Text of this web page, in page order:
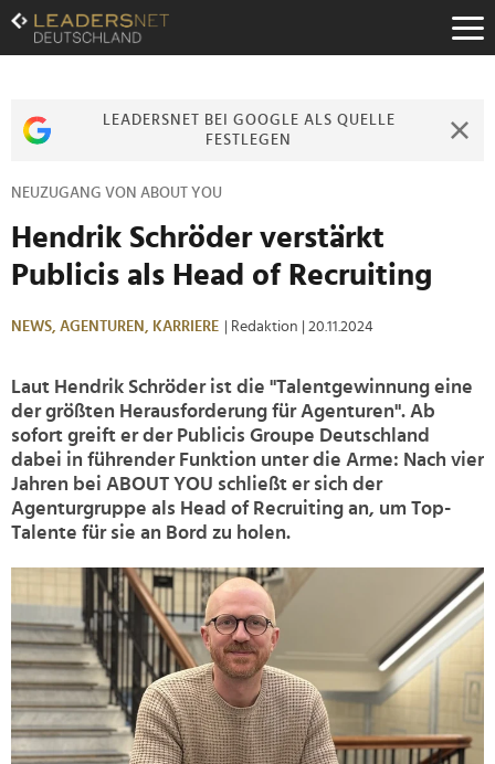
Zum
Inhalt
Zur
Zur
LEADERSNET BEI GOOGLE ALS QUELLE
FESTLEGEN
NEUZUGANG VON ABOUT YOU
Hendrik Schröder verstärkt
Publicis als Head of Recruiting
NEWS, AGENTUREN, KARRIERE | Redaktion | 20.11.2024
Laut Hendrik Schröder ist die "Talentgewinnung eine
der größten Herausforderung für Agenturen". Ab
sofort greift er der Publicis Groupe Deutschland
dabei in führender Funktion unter die Arme: Nach vier
Jahren bei ABOUT YOU schließt er sich der
Agenturgruppe als Head of Recruiting an, um Top-
Talente für sie an Bord zu holen.